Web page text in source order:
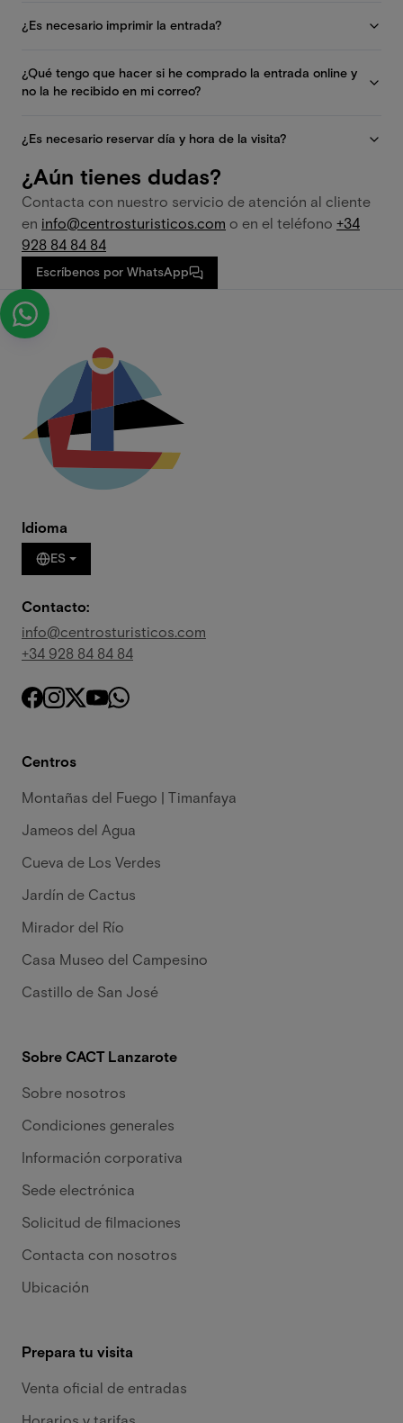
¿Es necesario imprimir la entrada?
¿Qué tengo que hacer si he comprado la entrada online y
no la he recibido en mi correo?
¿Es necesario reservar día y hora de la visita?
¿Aún tienes dudas?
Contacta con nuestro servicio de atención al cliente
en info@centrosturisticos.com o en el teléfono +34
928 84 84 84
Escríbenos por WhatsApp
Idioma
ES
Contacto:
info@centrosturisticos.com
+34 928 84 84 84
Centros
Montañas del Fuego | Timanfaya
Jameos del Agua
Cueva de Los Verdes
Jardín de Cactus
Mirador del Río
Casa Museo del Campesino
Castillo de San José
Sobre CACT Lanzarote
Sobre nosotros
Condiciones generales
Información corporativa
Sede electrónica
Solicitud de filmaciones
Contacta con nosotros
Ubicación
Prepara tu visita
Venta oficial de entradas